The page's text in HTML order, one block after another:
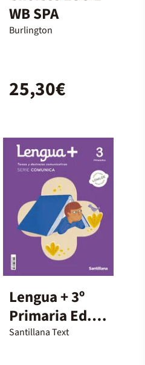
WB SPA
Burlington
25,30€
Lengua + 3º
Primaria Ed.
Santillana
Santillana Text